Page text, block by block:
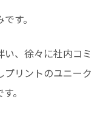
す。
、徐々に社内コ
リントのユニー
。